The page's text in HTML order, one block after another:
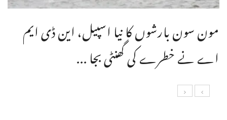
مون سون بارشوں کا نیا اسپیل، این ڈی ایم
اے نے خطرے کی گھنٹی بجا ...